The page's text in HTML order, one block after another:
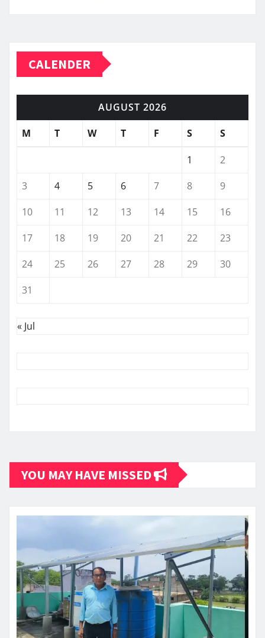
CALENDER
AUGUST 2026
M
T W T F S S
1
2
3
4 5 6 7 8
9
10
11 12 13 14 15
16
17
18 19 20 21 22
23
24
25 26 27 28 29
30
31
« Jul
YOU MAY HAVE MISSED